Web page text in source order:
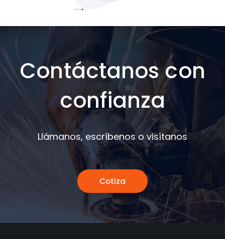
Contáctanos con
confianza
Llámanos, escríbenos o visítanos
Cotiza